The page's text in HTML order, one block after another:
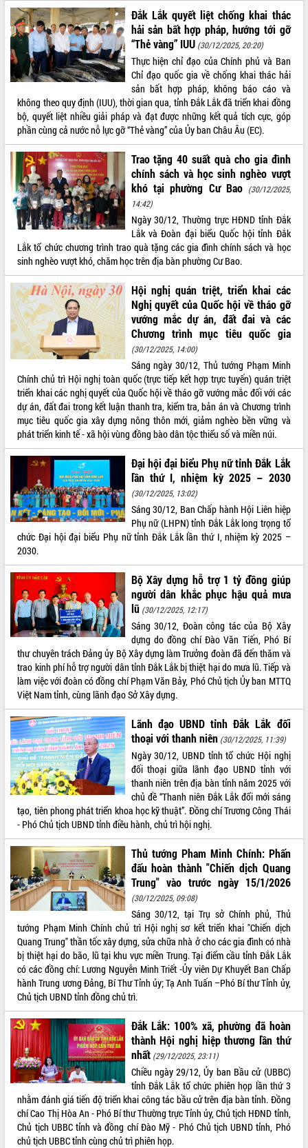
Hội thảo khoa học “Giải pháp thúc đẩy
phát triển nền kinh tế xanh tại tỉnh
Đắk Lắk”
Tăng cường giám sát, đôn đốc thực
hiện nhiệm vụ quản lý tài sản công
hàng tuần
Tháo gỡ những vướng mắc, đẩy mạnh
công tác cải cách thủ tục hành chính
tại Trung tâm Phục vụ hành chính
công tỉnh
Đắk Lắk: Tôn vinh 46 giải pháp tại Hội
thi Sáng tạo Kỹ thuật 2024 - 2025
Đắk Lắk rà soát, điều chỉnh Đề án 190
về phát triển nuôi trồng thủy sản
Phó Chủ tịch UBND tỉnh Đắk Lắk
Trương Công Thái kiểm tra thực địa
Dự án cao tốc Khánh Hòa - Buôn Ma
Thuột
Định vị cà phê Việt Nam như một “di
sản sống” trong dòng chảy toàn cầu
Xây dựng nông thôn mới: Nâng cao đời
sống người dân từ những mô hình thiết
thực
Quyết liệt tháo gỡ vướng mắc, đẩy
nhanh tiến độ các dự án trọng điểm
trong Khu kinh tế Nam Phú Yên
Hòn Yến phát triển du lịch gắn với bảo
tồn biển
Lấy ý kiến điều chỉnh Quy hoạch tỉnh
Đắk Lắk thời kỳ 2021-2030, tầm nhìn
đến năm 2050
Phát động chiến dịch 30 ngày đêm
giải phóng mặt bằng Tuyến đường bộ
ven biển
Đắk Lắk nỗ lực thúc đẩy tăng trưởng
kinh tế từ 10% trở lên trong Quý
II/2026
Đắk Lắk ký kết thỏa thuận hợp tác về
chuyển đổi số giai đoạn 2026 – 2030
với Tập đoàn Bưu chính Viễn thông
Việt Nam
Thứ trưởng Bộ Y tế làm việc với tỉnh
Đắk Lắk về phát triển nhân lực y tế
cho trạm y tế cấp xã
Du lịch Đắk Lắk nâng tầm trải nghiệm
du khách thông qua Hệ thống cơ sở dữ
liệu và Bản đồ số
Tập huấn ứng dụng trí tuệ nhân tạo (AI)
trong thương mại điện tử năm 2026
Đoàn đại biểu Quốc hội tỉnh Đắk Lắk
trao đổi thông tin trước Kỳ họp thứ
nhất, Quốc hội khóa XVI
Quyết liệt cải cách hành chính, khơi
thông nguồn lực phát triển
Nâng cao hiệu lực, hiệu quả HĐND
tỉnh thông qua hiện đại hóa hành chính
Xã Ea Phê gắn cải cách hành chính với
chuyển đổi số
Phó Chủ tịch Thường trực UBND tỉnh
Hồ Thị Nguyên Thảo làm việc tại Trung
tâm Phục vụ hành chính công xã Ea
Phê
Xây dựng nền hành chính số đồng
hành cùng nông dân dân, doanh nghiệp
Giai đoạn 2026-2030, Đắk Lắk phấn
đấu có 77% xã đạt chuẩn nông thôn
mới
Chuyển đổi số 'mở đường' cho nông
nghiệp Đắk Lắk tăng trưởng bứt phá
Triển khai đồng bộ đo đạc, lập hồ sơ
địa chính, hoàn thiện cơ sở dữ liệu đất
đai
Ứng dụng sinh trắc học - Bước tiến
trong hành trình chuyển đổi số tại Đắk
Lắk
Đắk Lắk nâng cao hiệu quả công tác
Đắk Lắk quyết liệt chống khai thác
hải sản bất hợp pháp, hướng tới gỡ
“Thẻ vàng” IUU (30/12/2025, 20:20)
Thực hiện chỉ đạo của Chính phủ và Ban
Chỉ đạo quốc gia về chống khai thác hải
sản bất hợp pháp, không báo cáo và
không theo quy định (IUU), thời gian qua, tỉnh Đắk Lắk đã triển khai đồng
bộ, quyết liệt nhiều giải pháp và đạt được những kết quả tích cực, góp
phần cùng cả nước nỗ lực gỡ “Thẻ vàng” của Ủy ban Châu Âu (EC).
Trao tặng 40 suất quà cho gia đình
chính sách và học sinh nghèo vượt
khó tại phường Cư Bao (30/12/2025,
14:42)
Ngày 30/12, Thường trực HĐND tỉnh Đắk
Lắk và Đoàn đại biểu Quốc hội tỉnh Đắk
Lắk tổ chức chương trình trao quà tặng các gia đình chính sách và học
sinh nghèo vượt khó, chăm học trên địa bàn phường Cư Bao.
Hội nghị quán triệt, triển khai các
Nghị quyết của Quốc hội về tháo gỡ
vướng mắc dự án, đất đai và các
Chương trình mục tiêu quốc gia
(30/12/2025, 14:00)
Sáng ngày 30/12, Thủ tướng Phạm Minh
Chính chủ trì Hội nghị toàn quốc (trực tiếp kết hợp trực tuyến) quán triệt
triển khai các nghị quyết của Quốc hội về tháo gỡ vướng mắc đối với các
dự án, đất đai trong kết luận thanh tra, kiểm tra, bản án và Chương trình
mục tiêu quốc gia xây dựng nông thôn mới, giảm nghèo bền vững và
phát triển kinh tế - xã hội vùng đồng bào dân tộc thiểu số và miền núi.
Đại hội đại biểu Phụ nữ tỉnh Đắk Lắk
lần thứ I, nhiệm kỳ 2025 – 2030
(30/12/2025, 13:02)
Sáng 30/12, Ban Chấp hành Hội Liên hiệp
Phụ nữ (LHPN) tỉnh Đắk Lắk long trọng tổ
chức Đại hội đại biểu Phụ nữ tỉnh Đắk Lắk lần thứ I, nhiệm kỳ 2025 –
2030.
Bộ Xây dựng hỗ trợ 1 tỷ đồng giúp
người dân khắc phục hậu quả mưa
lũ (30/12/2025, 12:17)
Sáng 30/12, Đoàn công tác của Bộ Xây
dựng do đồng chí Đào Văn Tiến, Phó Bí
thư chuyên trách Đảng ủy Bộ Xây dựng làm Trưởng đoàn đã đến thăm và
trao kinh phí hỗ trợ người dân tỉnh Đắk Lắk bị thiệt hại do mưa lũ. Tiếp và
làm việc với đoàn có đồng chí Phạm Văn Bảy, Phó Chủ tịch Ủy ban MTTQ
Việt Nam tỉnh, cùng lãnh đạo Sở Xây dựng.
Lãnh đạo UBND tỉnh Đắk Lắk đối
thoại với thanh niên (30/12/2025, 11:39)
Ngày 30/12, UBND tỉnh tổ chức Hội nghị
đối thoại giữa lãnh đạo UBND tỉnh với
thanh niên trên địa bàn tỉnh năm 2025 với
chủ đề “Thanh niên Đắk Lắk đổi mới sáng
tạo, tiên phong phát triển khoa học kỹ thuật”. Đồng chí Trương Công Thái
- Phó Chủ tịch UBND tỉnh điều hành, chủ trì hội nghị.
Thủ tướng Pham Minh Chính: Phấn
đấu hoàn thành "Chiến dịch Quang
Trung" vào trước ngày 15/1/2026
(30/12/2025, 09:08)
Sáng 30/12, tại Trụ sở Chính phủ, Thủ
tướng Phạm Minh Chính chủ trì Hội nghị sơ kết triển khai "Chiến dịch
Quang Trung" thần tốc xây dựng, sửa chữa nhà ở cho các gia đình có nhà
bị thiệt hại do bão, lũ tại khu vực miền Trung. Tại điểm cầu tỉnh Đắk Lắk
có các đồng chí: Lương Nguyễn Minh Triết -Ủy viên Dự Khuyết Ban Chấp
hành Trung ương Đảng, Bí Thư Tỉnh ủy; Tạ Anh Tuấn –Phó Bí thư Tỉnh ủy,
Chủ tịch UBND tỉnh đồng chủ trì.
Đắk Lắk: 100% xã, phường đã hoàn
thành Hội nghị hiệp thương lần thứ
nhất (29/12/2025, 23:11)
Chiều ngày 29/12, Ủy ban Bầu cử (UBBC)
tỉnh Đắk Lắk tổ chức phiên họp lần thứ 3
nhằm đánh giá tiến độ triển khai công tác bầu cử trên địa bàn tỉnh. Đồng
chí Cao Thị Hòa An - Phó Bí thư Thường trực Tỉnh ủy, Chủ tịch HĐND tỉnh,
Chủ tịch UBBC tỉnh và đồng chí Đào Mỹ - Phó Chủ tịch UBND tỉnh, Phó
chủ tịch UBBC tỉnh cùng chủ trì phiên họp.